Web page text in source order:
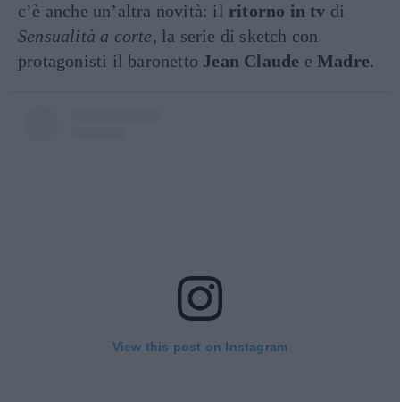
c’è anche un’altra novità: il ritorno in tv di
Sensualità a corte, la serie di sketch con
protagonisti il baronetto Jean Claude eMadre.
View this post on Instagram